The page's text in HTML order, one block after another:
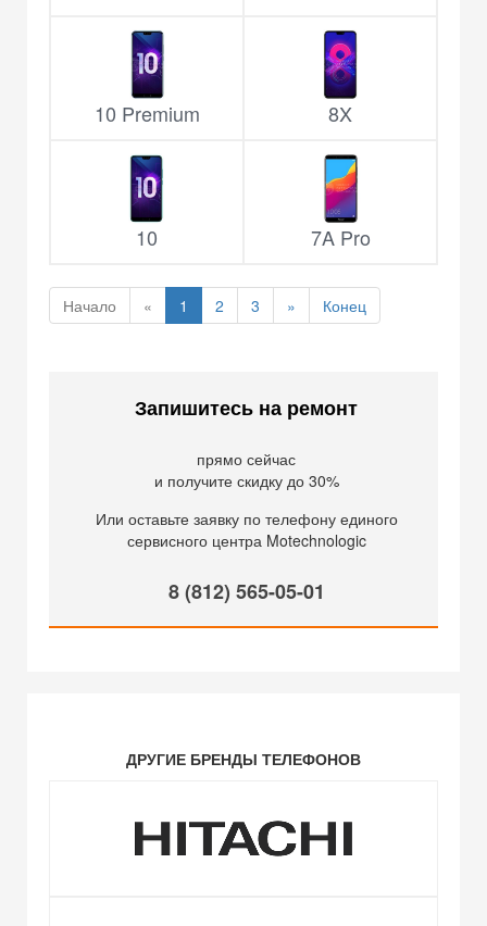
10 Premium 8X
10 7A Pro
Начало « 1 2 3 » Конец
Запишитесь на ремонт
прямо сейчас
и получите скидку до 30%
Или оставьте заявку по телефону единого
сервисного центра Motechnologic
8 (812) 565-05-01
ДРУГИЕ БРЕНДЫ ТЕЛЕФОНОВ